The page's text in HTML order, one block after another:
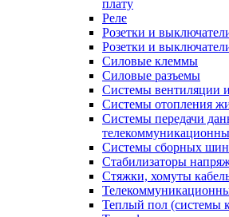
плату
Реле
Розетки и
Розетки и
Силовые клеммы
Силовые разъемы
Системы вентиляции
Системы отопления
Системы передачи
Системы сборных шин
Стабилизаторы
Стяжки, хомуты
Теплый пол (системы